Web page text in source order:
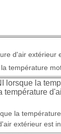
d'air extérieur
température
lorsque la
la
extérieur est